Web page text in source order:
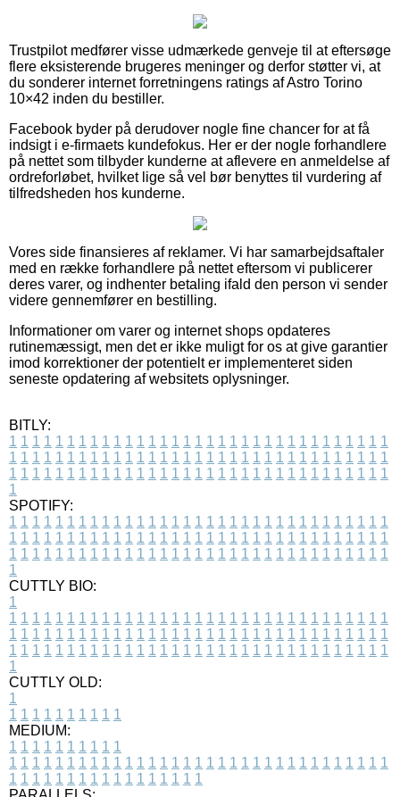
Trustpilot medfører visse udmærkede genveje til at eftersøge
flere eksisterende brugeres meninger og derfor støtter vi, at
du sonderer internet forretningens ratings af Astro Torino
10×42 inden du bestiller.
Facebook byder på derudover nogle fine chancer for at få
indsigt i e-firmaets kundefokus. Her er der nogle forhandlere
på nettet som tilbyder kunderne at aflevere en anmeldelse af
ordreforløbet, hvilket lige så vel bør benyttes til vurdering af
tilfredsheden hos kunderne.
Vores side finansieres af reklamer. Vi har samarbejdsaftaler
med en række forhandlere på nettet eftersom vi publicerer
deres varer, og indhenter betaling ifald den person vi sender
videre gennemfører en bestilling.
Informationer om varer og internet shops opdateres
rutinemæssigt, men det er ikke muligt for os at give garantier
imod korrektioner der potentielt er implementeret siden
seneste opdatering af websitets oplysninger.
BITLY:
1 1 1 1 1 1 1 1 1 1 1 1 1 1 1 1 1 1 1 1 1 1 1 1 1 1 1 1 1 1 1 1 1
1 1 1 1 1 1 1 1 1 1 1 1 1 1 1 1 1 1 1 1 1 1 1 1 1 1 1 1 1 1 1 1 1
1 1 1 1 1 1 1 1 1 1 1 1 1 1 1 1 1 1 1 1 1 1 1 1 1 1 1 1 1 1 1 1 1
1
SPOTIFY:
1 1 1 1 1 1 1 1 1 1 1 1 1 1 1 1 1 1 1 1 1 1 1 1 1 1 1 1 1 1 1 1 1
1 1 1 1 1 1 1 1 1 1 1 1 1 1 1 1 1 1 1 1 1 1 1 1 1 1 1 1 1 1 1 1 1
1 1 1 1 1 1 1 1 1 1 1 1 1 1 1 1 1 1 1 1 1 1 1 1 1 1 1 1 1 1 1 1 1
1
CUTTLY BIO:
1
1 1 1 1 1 1 1 1 1 1 1 1 1 1 1 1 1 1 1 1 1 1 1 1 1 1 1 1 1 1 1 1 1
1 1 1 1 1 1 1 1 1 1 1 1 1 1 1 1 1 1 1 1 1 1 1 1 1 1 1 1 1 1 1 1 1
1 1 1 1 1 1 1 1 1 1 1 1 1 1 1 1 1 1 1 1 1 1 1 1 1 1 1 1 1 1 1 1 1
1
CUTTLY OLD:
1
1 1 1 1 1 1 1 1 1 1
MEDIUM:
1 1 1 1 1 1 1 1 1 1
1 1 1 1 1 1 1 1 1 1 1 1 1 1 1 1 1 1 1 1 1 1 1 1 1 1 1 1 1 1 1 1 1
1 1 1 1 1 1 1 1 1 1 1 1 1 1 1 1 1